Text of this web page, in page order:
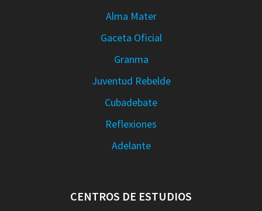
Alma Mater
Gaceta Oficial
Granma
Juventud Rebelde
Cubadebate
Reflexiones
Adelante
CENTROS DE ESTUDIOS